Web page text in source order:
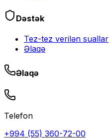
Dəstək
Tez-tez verilən suallar
Əlaqə
Əlaqə
Telefon
+994 (55) 360-72-00